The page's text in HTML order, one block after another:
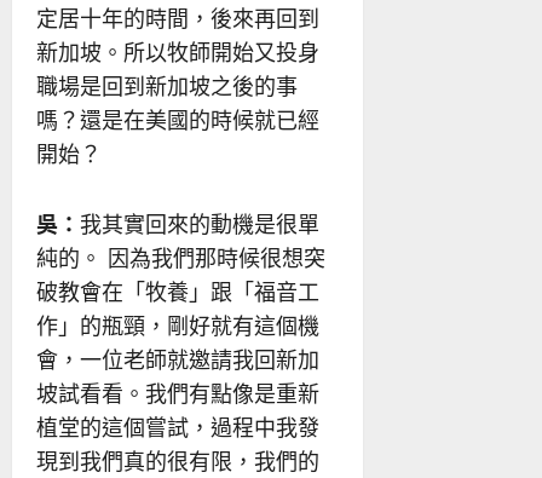
定居十年的時間，後來再回到
新加坡。所以牧師開始又投身
職場是回到新加坡之後的事
嗎？還是在美國的時候就已經
開始？
吳： 我其實回來的動機是很單
純的。 因為我們那時候很想突
破教會在「牧養」跟「福音工
作」的瓶頸，剛好就有這個機
會，一位老師就邀請我回新加
坡試看看。我們有點像是重新
植堂的這個嘗試，過程中我發
現到我們真的很有限，我們的